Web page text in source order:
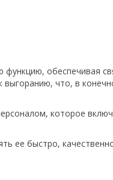
функцию, обеспечивая
что, в
которое
ее быстро,